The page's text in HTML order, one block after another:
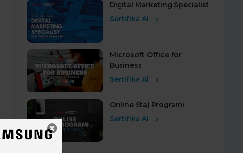
Digital Marketing Specialist
Sertifika Al
Microsoft Office for
Business
Sertifika Al
Online Staj Programı
Sertifika Al